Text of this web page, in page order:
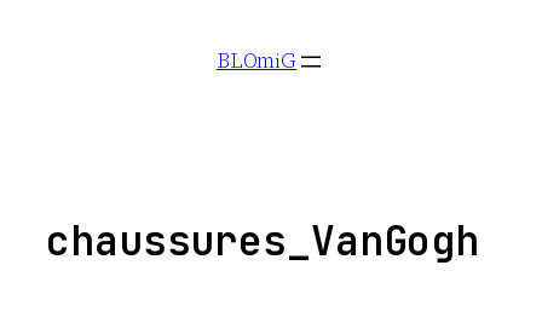
BLOmiG
chaussures_VanGogh